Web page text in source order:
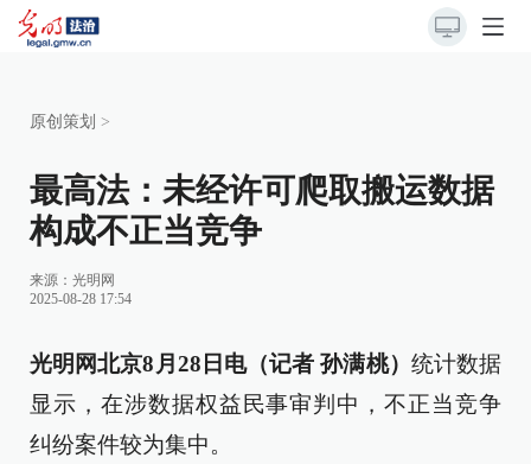
原创策划 >
最高法：未经许可爬取搬运数据
构成不正当竞争
来源： 光明网
2025-08-28 17:54
光明网北京8月28日电（记者 孙满桃） 统计数据
显示，在涉数据权益民事审判中，不正当竞争
纠纷案件较为集中。